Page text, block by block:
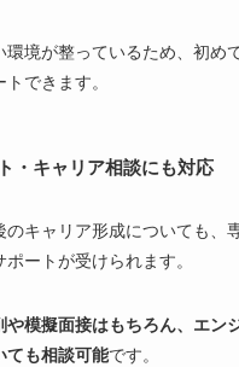
環境が整っているため、初め
できます。
・キャリア相談にも対応
のキャリア形成についても、
ートが受けられます。
や模擬面接はもちろん、エン
ても相談可能です。